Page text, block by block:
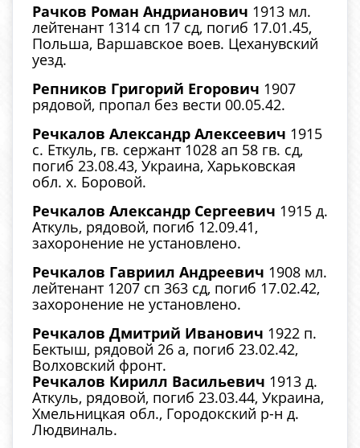
Рачков Роман Андрианович 1913 мл.
лейтенант 1314 сп 17 сд, погиб 17.01.45,
Польша, Варшавское воев. Цеханувский
уезд.
Репников Григорий Егорович 1907
рядовой, пропал без вести 00.05.42.
Речкалов Александр Алексеевич 1915
с. Еткуль, гв. сержант 1028 ап 58 гв. сд,
погиб 23.08.43, Украина, Харьковская
обл. х. Боровой.
Речкалов Александр Сергеевич 1915 д.
Аткуль, рядовой, погиб 12.09.41,
захоронение не установлено.
Речкалов Гавриил Андреевич 1908 мл.
лейтенант 1207 сп 363 сд, погиб 17.02.42,
захоронение не установлено.
Речкалов Дмитрий Иванович 1922 п.
Бектыш, рядовой 26 а, погиб 23.02.42,
Волховский фронт.
Речкалов Кирилл Васильевич 1913 д.
Аткуль, рядовой, погиб 23.03.44, Украина,
Хмельницкая обл., Городокский р-н д.
Людвиналь.